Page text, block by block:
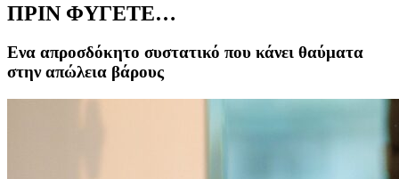
ΠΡΙΝ ΦΥΓΕΤΕ…
Ενα απροσδόκητο συστατικό που κάνει θαύματα
στην απώλεια βάρους